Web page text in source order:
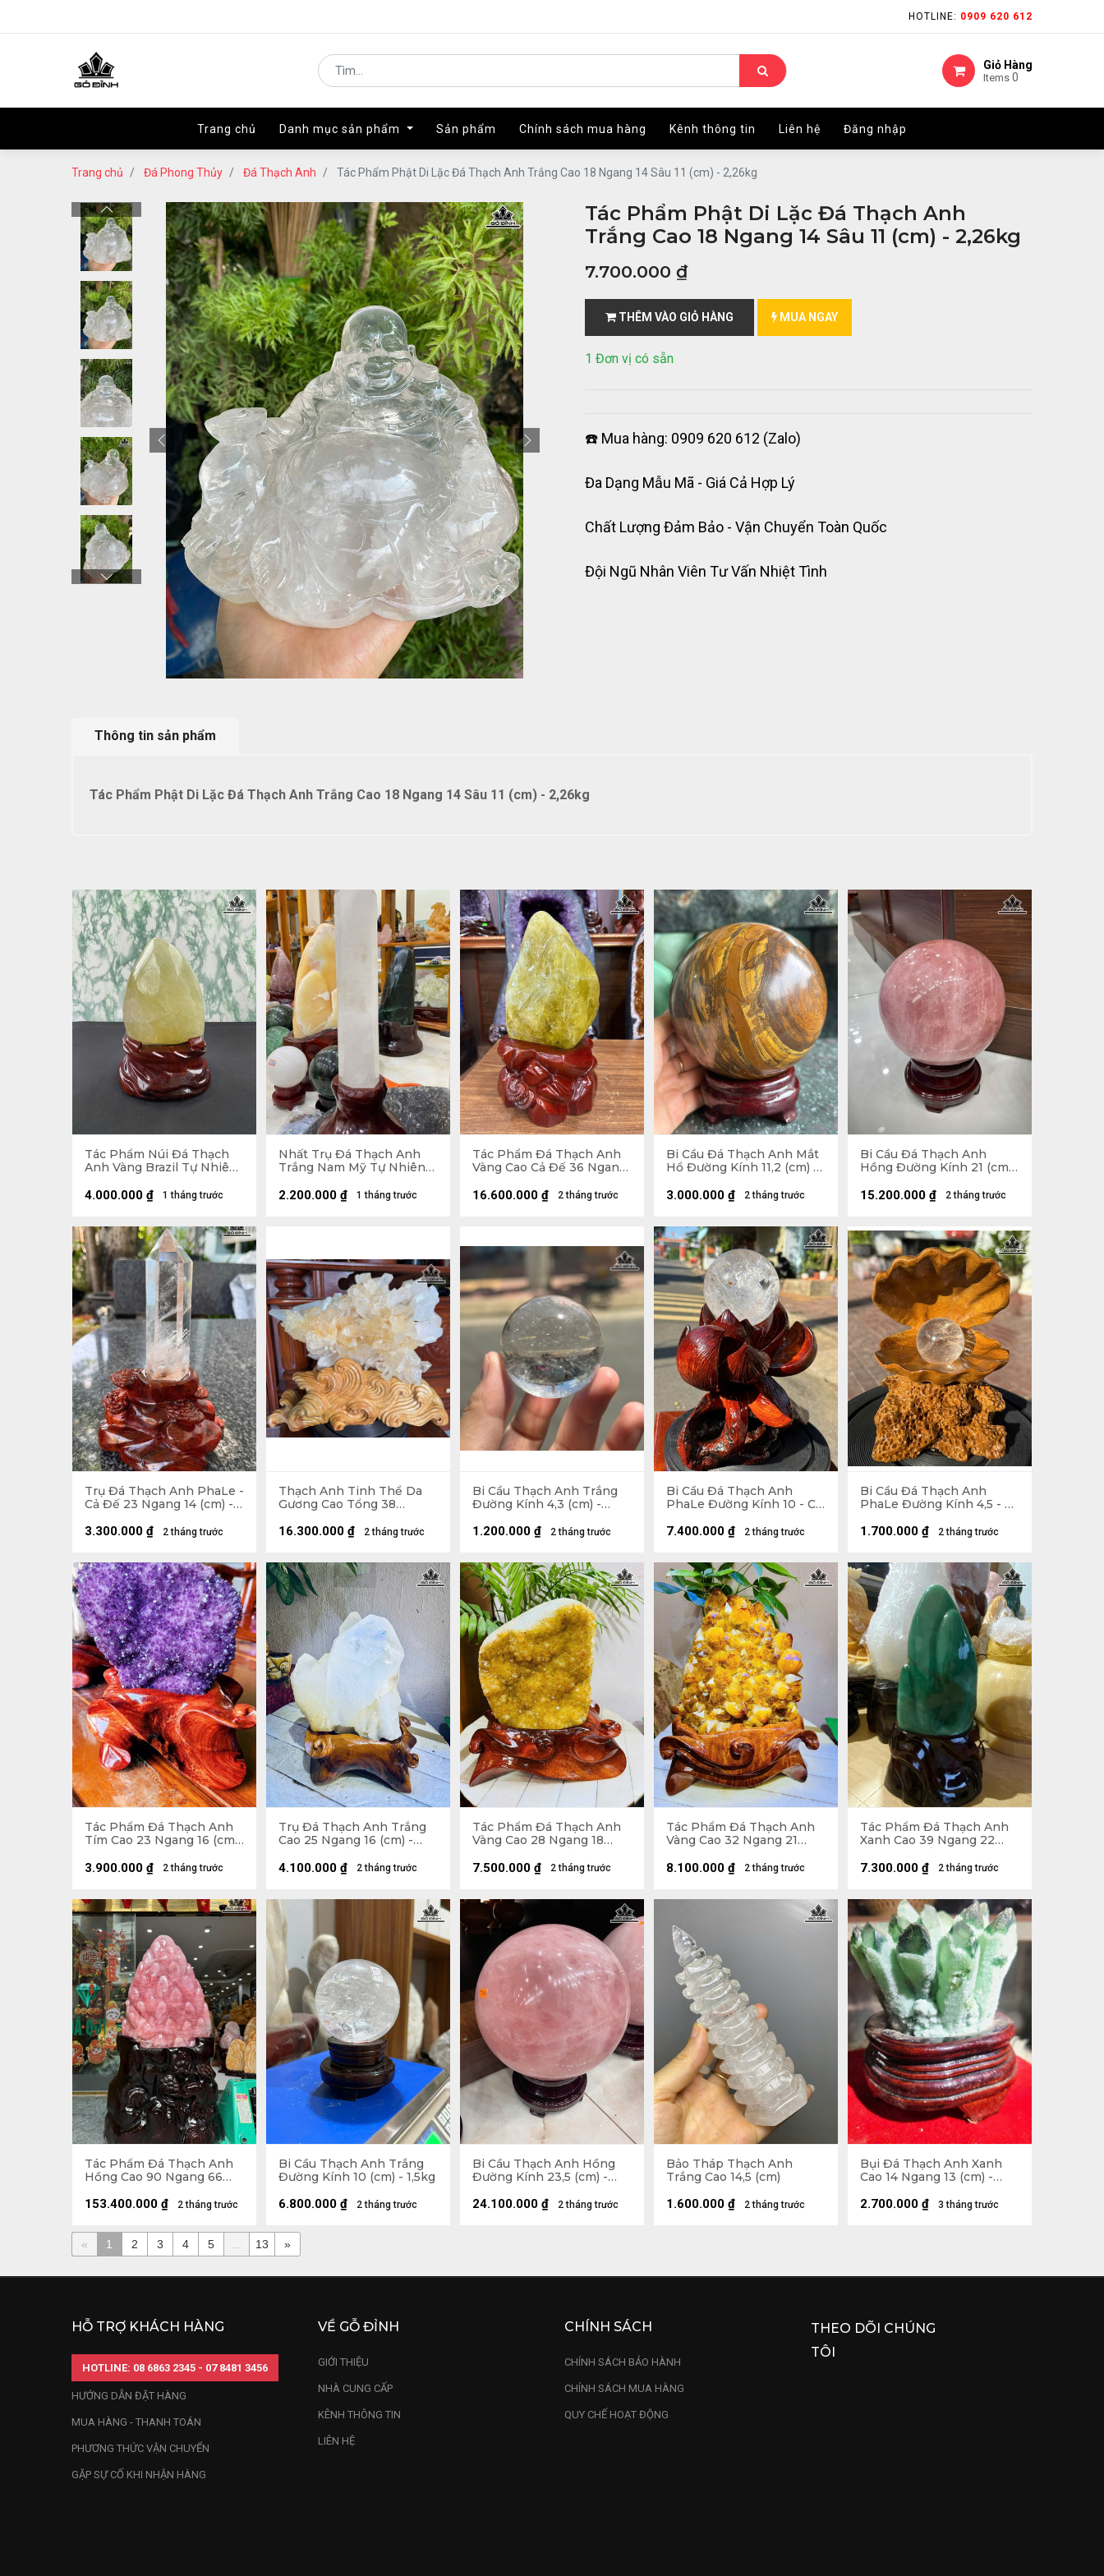
HOTLINE: 0909 620 612
Giỏ Hàng
Items 0
Trang chủ Danh mục sản phẩm Sản phẩm Chính sách mua hàng Kênh thông tin Liên hệ Đăng nhập
HOTLINE: 0909 620 612
Giỏ Hàng
Items 0
Trang chủ Danh mục sản phẩm Sản phẩm Chính sách mua hàng Kênh thông tin Liên hệ Đăng nhập
Trang chủ Đá Phong Thủy Đá Thạch Anh Tác Phẩm Phật Di Lặc Đá Thạch Anh Trắng Cao 18 Ngang 14 Sâu 11 (cm) - 2,26kg
Tác Phẩm Phật Di Lặc Đá Thạch Anh
Trắng Cao 18 Ngang 14 Sâu 11 (cm) - 2,26kg
7.700.000 ₫
THÊM VÀO GIỎ HÀNG MUA NGAY
1 Đơn vị có sẵn
☎️ Mua hàng: 0909 620 612 (Zalo)
Đa Dạng Mẫu Mã - Giá Cả Hợp Lý
Chất Lượng Đảm Bảo - Vận Chuyển Toàn Quốc
Đội Ngũ Nhân Viên Tư Vấn Nhiệt Tình
Thông tin sản phẩm
Tác Phẩm Phật Di Lặc Đá Thạch Anh Trắng Cao 18 Ngang 14 Sâu 11 (cm) - 2,26kg
Tác Phẩm Núi Đá Thạch
Anh Vàng Brazil Tự Nhiên
Riêng Đế 5,55kg -
28,6x19,5x15 (cm)
1 tháng trước
4.000.000 ₫
Nhất Trụ Đá Thạch Anh
Trắng Nam Mỹ Tự Nhiên
- Lên Đế 41,5 x 15,8 x 15
1 tháng trước
2.200.000 ₫
Tác Phẩm Đá Thạch Anh
Vàng Cao Cả Đế 36 Ngang
Đá 25 (cm) - 6,8kg2 tháng trước
16.600.000 ₫
Bi Cầu Đá Thạch Anh Mắt
Hổ Đường Kính 11,2 (cm) -
2 tháng trước
3.000.000 ₫
Bi Cầu Đá Thạch Anh
Hồng Đường Kính 21 (cm)
2 tháng trước
15.200.000 ₫
Trụ Đá Thạch Anh PhaLe -
Cả Đế 23 Ngang 14 (cm) -
2 tháng trước
3.300.000 ₫
Thạch Anh Tinh Thể Da
Gương Cao Tổng 38
2 tháng trước
16.300.000 ₫
Bi Cầu Thạch Anh Trắng
Đường Kính 4,3 (cm) -
2 tháng trước
1.200.000 ₫
Bi Cầu Đá Thạch Anh
PhaLe Đường Kính 10 - Cả
30 (cm) - 1,48kg2 tháng trước
7.400.000 ₫
Bi Cầu Đá Thạch Anh
PhaLe Đường Kính 4,5 - Cả
2 tháng trước
1.700.000 ₫
Tác Phẩm Đá Thạch Anh
Tím Cao 23 Ngang 16 (cm)
2 tháng trước
3.900.000 ₫
Trụ Đá Thạch Anh Trắng
Cao 25 Ngang 16 (cm) -
6,2kg Cả Đế
2 tháng trước
4.100.000 ₫
Tác Phẩm Đá Thạch Anh
Vàng Cao 28 Ngang 18
(cm) - 6kg Cả Đế
2 tháng trước
7.500.000 ₫
Tác Phẩm Đá Thạch Anh
Vàng Cao 32 Ngang 21
2 tháng trước
8.100.000 ₫
Tác Phẩm Đá Thạch Anh
Xanh Cao 39 Ngang 22
(cm) - Cả Đế Cao 56 -
19,5kg
2 tháng trước
7.300.000 ₫
Tác Phẩm Đá Thạch Anh
Hồng Cao 90 Ngang 66
142 - 293kg
2 tháng trước
153.400.000 ₫
Bi Cầu Thạch Anh Trắng
Đường Kính 10 (cm) - 1,5kg
2 tháng trước
6.800.000 ₫
Bi Cầu Thạch Anh Hồng
Đường Kính 23,5 (cm) -
2 tháng trước
24.100.000 ₫
Bảo Tháp Thạch Anh
Trắng Cao 14,5 (cm)
2 tháng trước
1.600.000 ₫
Bụi Đá Thạch Anh Xanh
Cao 14 Ngang 13 (cm) -
3 tháng trước
2.700.000 ₫
« 1 2 3 4 5 13 »
HỖ TRỢ KHÁCH HÀNG
HOTLINE: 08 6863 2345 - 07 8481 3456
HƯỚNG DẪN ĐẶT HÀNG
MUA HÀNG - THANH TOÁN
PHƯƠNG THỨC VẬN CHUYỂN
GẶP SỰ CỐ KHI NHẬN HÀNG
VỀ GỖ ĐỈNH
GIỚI THIỆU
NHÀ CUNG CẤP
KÊNH THÔNG TIN
LIÊN HỆ
CHÍNH SÁCH
CHÍNH SÁCH BẢO HÀNH
CHÍNH SÁCH MUA HÀNG
QUY CHẾ HOẠT ĐỘNG
THEO DÕI CHÚNG
TÔI